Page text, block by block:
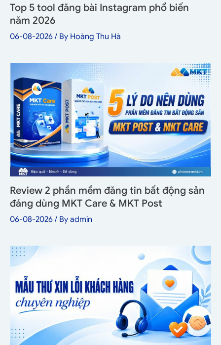
Top 5 tool đăng bài Instagram phổ biến
năm 2026
06-08-2026 / By Hoàng Thu Hà
Review 2 phần mềm đăng tin bất động sản
đáng dùng MKT Care & MKT Post
06-08-2026 / By admin